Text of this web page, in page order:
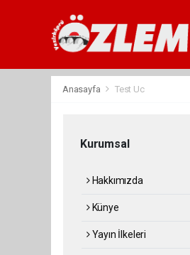
Anasayfa Test Uc
Kurumsal
Hakkımızda
Künye
Yayın İlkeleri